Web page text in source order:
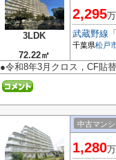
3LDK
72.22㎡
2,295
武蔵野線 「
千葉県松戸
●令和8年3月クロス，CF貼
中古マン
1,280